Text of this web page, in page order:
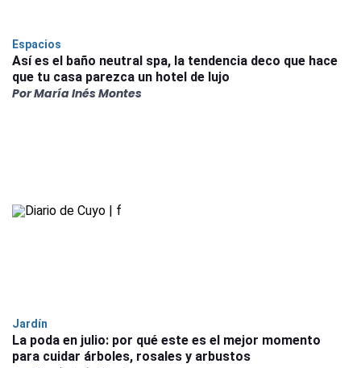
Espacios
Así es el baño neutral spa, la tendencia deco que hace
que tu casa parezca un hotel de lujo
Por María Inés Montes
Jardín
La poda en julio: por qué este es el mejor momento
para cuidar árboles, rosales y arbustos